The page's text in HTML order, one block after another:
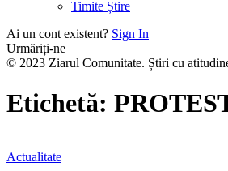
Timite Știre
Ai un cont existent? Sign In
Urmăriți-ne
© 2023 Ziarul Comunitate. Știri cu
Etichetă:
Actualitate